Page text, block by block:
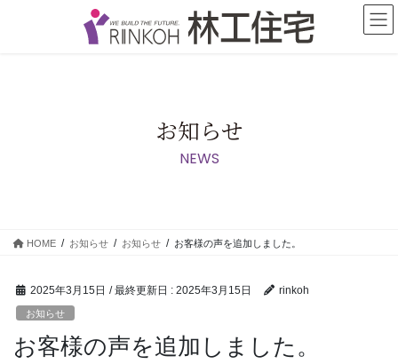
お知らせ
NEWS
HOME お知らせ お知らせ お客様の声を追加しました。
2025年3月15日 / 最終更新日 : 2025年3月15日 rinkoh
お知らせ
お客様の声を追加しました。